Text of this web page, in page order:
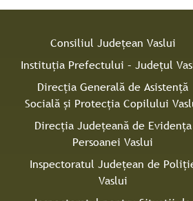
Consiliul Judeţean Vaslui
Instituţia Prefectului – Judeţul
Direcţia Generală de Asistenţă
Socială şi Protecţia Copilului
Direcţia Judeţeană de Evidenţa
Persoanei Vaslui
Inspectoratul Judeţean de
Vaslui